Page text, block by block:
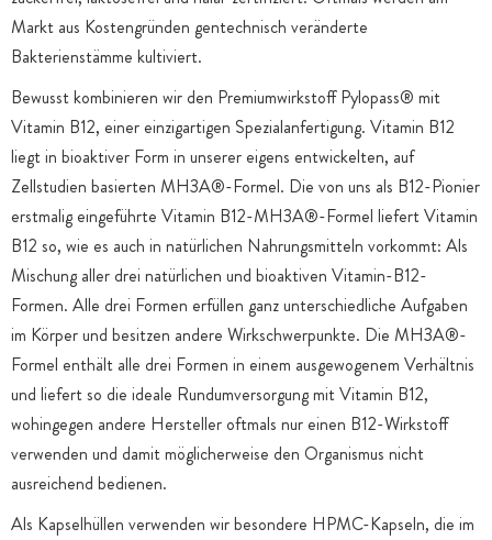
Markt aus Kostengründen gentechnisch veränderte
Bakterienstämme kultiviert.
Bewusst kombinieren wir den Premiumwirkstoff Pylopass® mit
Vitamin B12, einer einzigartigen Spezialanfertigung. Vitamin B12
liegt in bioaktiver Form in unserer eigens entwickelten, auf
Zellstudien basierten MH3A®-Formel. Die von uns als B12-Pionier
erstmalig eingeführte Vitamin B12-MH3A®-Formel liefert Vitamin
B12 so, wie es auch in natürlichen Nahrungsmitteln vorkommt: Als
Mischung aller drei natürlichen und bioaktiven Vitamin-B12-
Formen. Alle drei Formen erfüllen ganz unterschiedliche Aufgaben
im Körper und besitzen andere Wirkschwerpunkte. Die MH3A®-
Formel enthält alle drei Formen in einem ausgewogenem Verhältnis
und liefert so die ideale Rundumversorgung mit Vitamin B12,
wohingegen andere Hersteller oftmals nur einen B12-Wirkstoff
verwenden und damit möglicherweise den Organismus nicht
ausreichend bedienen.
Als Kapselhüllen verwenden wir besondere HPMC-Kapseln, die im